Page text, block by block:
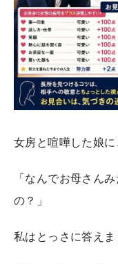
女房と喧嘩した娘に
「なんでお母さん
の？」
私はとっさに答えま